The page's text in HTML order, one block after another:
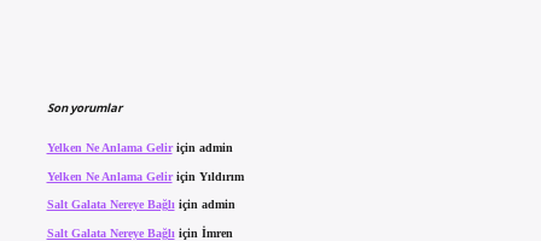
Son yorumlar
Yelken Ne Anlama Geliriçin admin
Yelken Ne Anlama Geliriçin Yıldırım
Salt Galata Nereye Bağlıiçin admin
Salt Galata Nereye Bağlı için İmren